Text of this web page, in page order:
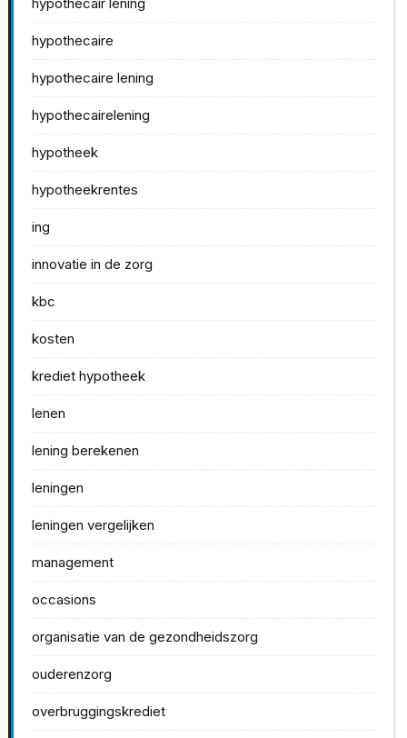
hypothecaire
hypothecaire lening
hypothecairelening
hypotheek
hypotheekrentes
ing
innovatie in de zorg
kbc
kosten
krediet hypotheek
lenen
lening berekenen
leningen
leningen vergelijken
management
occasions
organisatie van de gezondheidszorg
ouderenzorg
overbruggingskrediet